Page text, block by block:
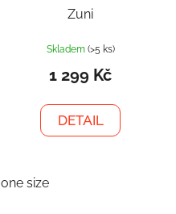
Zuni
Skladem (>5 ks)
1 299 Kč
DETAIL
one size